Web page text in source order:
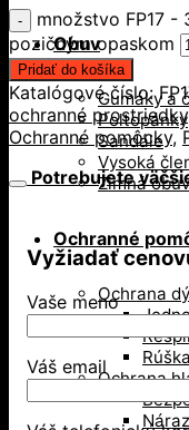
Obuv
Gumáky a
Poltopánky
Sandále
Vysoká
Zimná obuv
Ochranné
Ochrana
Rúška
Ochrana
množstvo FP17
pozičným opaskom
Pridať do košíka
Katalógové číslo:
ochranné prostriedky
Ochranné pomôcky,
Potrebujete
Vyžiadať
Vaše meno
Váš email